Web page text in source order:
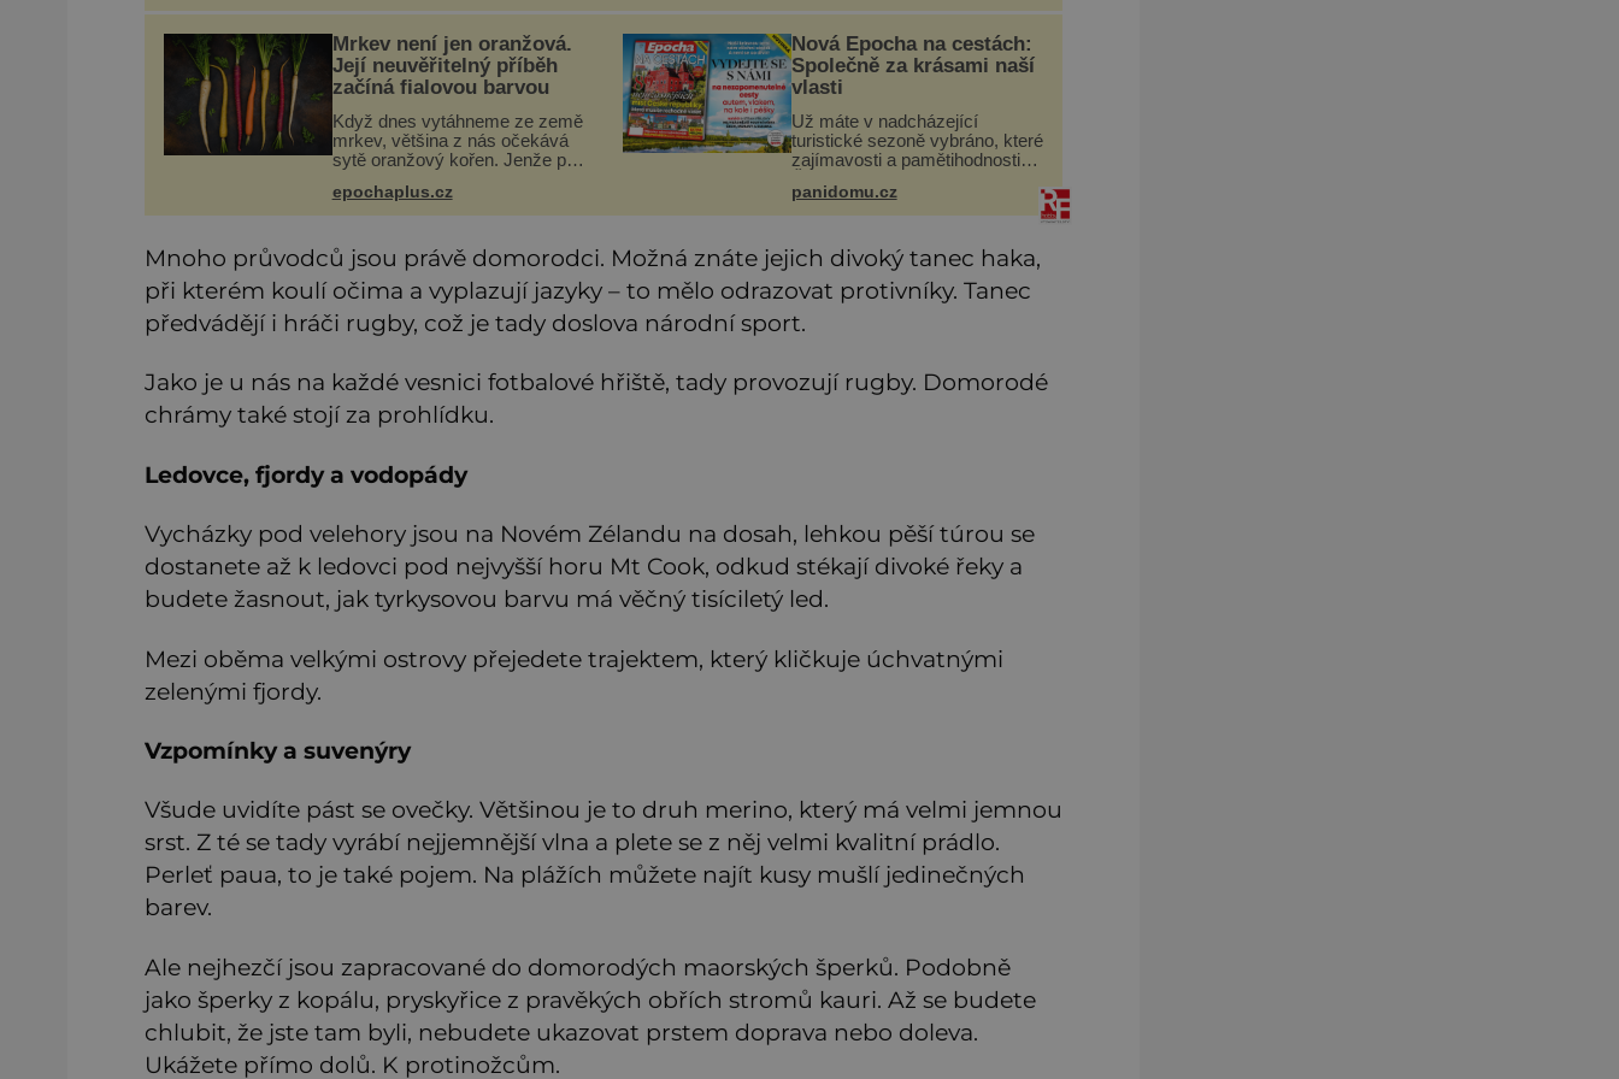
pláže. Proč má pláž takové
netypické zbarvení? Nakolik
jsou pravdivé
vzpomínám na své dětství a na
studánku, která se u
Mrkev není jen oranžová.
Její neuvěřitelný příběh
začíná fialovou barvou
Když dnes vytáhneme ze země
mrkev, většina z nás očekává
sytě oranžový kořen. Jenže po
všechno možné, jen ne
oranžová. Je fialová, žlutá, bílá,
epochaplus.cz
Nová Epocha na cestách:
Společně za krásami naší
vlasti
Už máte v nadcházející
turistické sezoně vybráno, které
zajímavosti a pamětihodnosti
prodeji je právě nové číslo
Epochy na cestách, které vám
panidomu.cz
Mnoho průvodců jsou právě domorodci. Možná znáte jejich divoký tanec haka,
při kterém koulí očima a vyplazují jazyky – to mělo odrazovat protivníky. Tanec
předvádějí i hráči rugby, což je tady doslova národní sport.
Jako je u nás na každé vesnici fotbalové hřiště, tady provozují rugby. Domorodé
chrámy také stojí za prohlídku.
Ledovce, fjordy a vodopády
Vycházky pod velehory jsou na Novém Zélandu na dosah, lehkou pěší túrou se
dostanete až k ledovci pod nejvyšší horu Mt Cook, odkud stékají divoké řeky a
budete žasnout, jak tyrkysovou barvu má věčný tisíciletý led.
Mezi oběma velkými ostrovy přejedete trajektem, který kličkuje úchvatnými
zelenými fjordy.
Vzpomínky a suvenýry
Všude uvidíte pást se ovečky. Většinou je to druh merino, který má velmi jemnou
srst. Z té se tady vyrábí nejjemnější vlna a plete se z něj velmi kvalitní prádlo.
Perleť paua, to je také pojem. Na plážích můžete najít kusy mušlí jedinečných
barev.
Ale nejhezčí jsou zapracované do domorodých maorských šperků. Podobně
jako šperky z kopálu, pryskyřice z pravěkých obřích stromů kauri. Až se budete
chlubit, že jste tam byli, nebudete ukazovat prstem doprava nebo doleva.
Ukážete přímo dolů. K protinožcům.